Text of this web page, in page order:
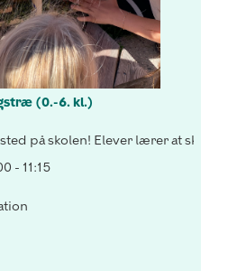
(0.-6. kl.)
på skolen! Elever lærer at
- 11:15